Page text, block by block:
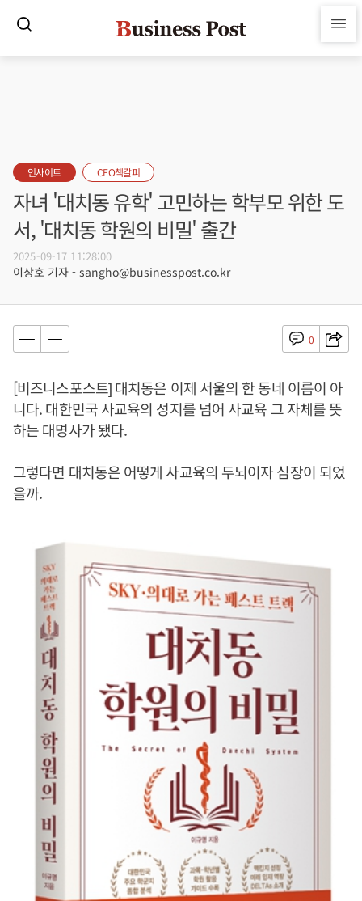
인사이트 CEO책갈피
자녀 '대치동 유학' 고민하는 학부모 위한 도
서, '대치동 학원의 비밀' 출간
2025-09-17 11:28:00
이상호 기자 - sangho@businesspost.co.kr
0
[비즈니스포스트] 대치동은 이제 서울의 한 동네 이름이 아
니다. 대한민국 사교육의 성지를 넘어 사교육 그 자체를 뜻
하는 대명사가 됐다.
그렇다면 대치동은 어떻게 사교육의 두뇌이자 심장이 되었
을까.